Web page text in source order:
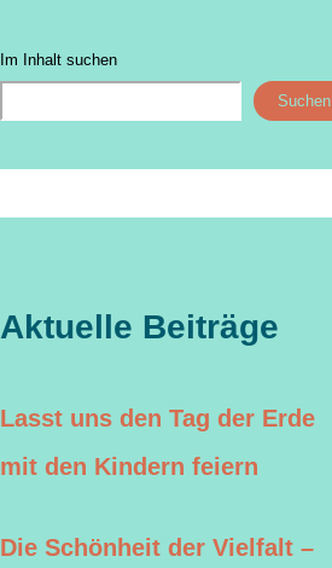
Im Inhalt suchen
Suchen
Aktuelle Beiträge
Lasst uns den Tag der Erde
mit den Kindern feiern
Die Schönheit der Vielfalt –